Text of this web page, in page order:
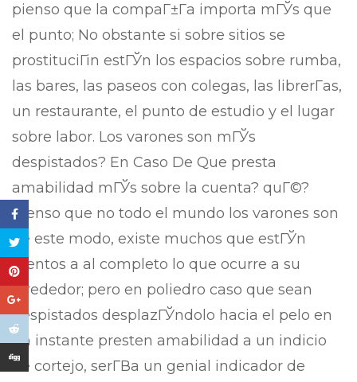
pienso que la compaГ±Г­a importa mГЎs que
el punto; No obstante si sobre sitios se
prostituciГіn estГЎn los espacios sobre rumba,
las bares, las paseos con colegas, las librerГ­as,
un restaurante, el punto de estudio y el lugar
sobre labor. Los varones son mГЎs
despistados? En Caso De Que presta
amabilidad mГЎs sobre la cuenta? quГ©?
Pienso que no todo el mundo los varones son
de este modo, existe muchos que estГЎn
atentos a al completo lo que ocurre a su
alrededor; pero en poliedro caso que sean
despistados desplazГЎndolo hacia el pelo en
un instante presten amabilidad a un indicio
de cortejo, serГ­В­a un genial indicador de